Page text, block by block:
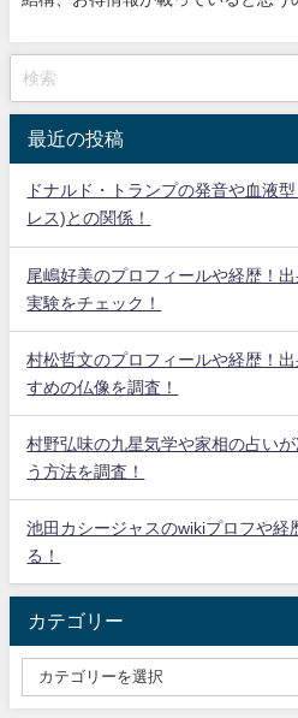
最近の投稿
ドナルド・トランプの発音や血液
レス)との関係！
尾嶋好美のプロフィールや経歴！
実験をチェック！
村松哲文のプロフィールや経歴！
すめの仏像を調査！
村野弘味の九星気学や家相の占い
う方法を調査！
池田カシージャスのwikiプロフや経
る！
カテゴリー